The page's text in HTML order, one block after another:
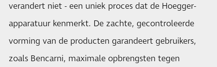
verandert niet - een uniek proces dat de Hoegger-
apparatuur kenmerkt. De zachte, gecontroleerde
vorming van de producten garandeert gebruikers,
zoals Bencarni, maximale opbrengsten tegen